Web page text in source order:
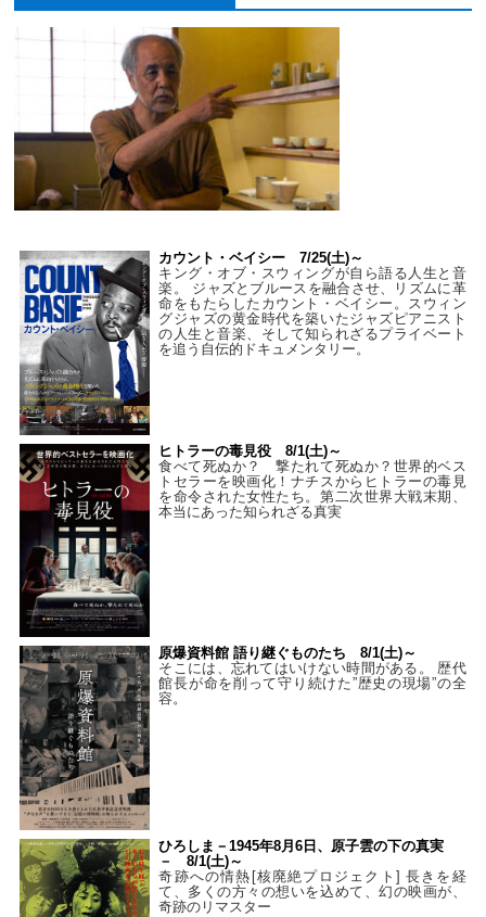
カウント・ベイシー 7/25(土)～
キング・オブ・スウィングが自ら語る人生と音
楽。 ジャズとブルースを融合させ、リズムに革
命をもたらしたカウント・ベイシー。スウィン
グジャズの黄金時代を築いたジャズピアニスト
の人生と音楽、そして知られざるプライベート
を追う自伝的ドキュメンタリー。
ヒトラーの毒見役 8/1(土)～
食べて死ぬか？ 撃たれて死ぬか？世界的ベス
トセラーを映画化！ナチスからヒトラーの毒見
を命令された女性たち。第二次世界大戦末期、
本当にあった知られざる真実
原爆資料館 語り継ぐものたち 8/1(土)～
そこには、忘れてはいけない時間がある。 歴代
館長が命を削って守り続けた”歴史の現場”の全
容。
ひろしま－1945年8月6日、原子雲の下の真実
－ 8/1(土)～
奇跡への情熱[核廃絶プロジェクト] 長きを経
て、多くの方々の想いを込めて、幻の映画が、
奇跡のリマスター